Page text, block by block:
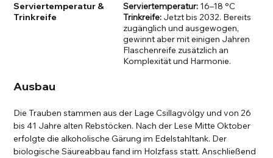
Serviertemperatur &
Trinkreife
Serviertemperatur:16–18 °C
Trinkreife:Jetzt bis 2032. Bereits
zugänglich und ausgewogen,
gewinnt aber mit einigen Jahren
Flaschenreife zusätzlich an
Komplexität und Harmonie.
Ausbau
Die Trauben stammen aus der Lage Csillagvölgy und von 26
bis 41 Jahre alten Rebstöcken. Nach der Lese Mitte Oktober
erfolgte die alkoholische Gärung im Edelstahltank. Der
biologische Säureabbau fand im Holzfass statt. Anschließend